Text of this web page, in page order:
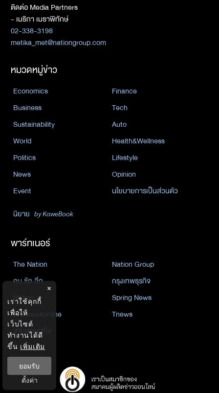
ติดต่อ Media Partners
- เมธิกา เมธาพิทักษ์
02-338-3198
metika_met@nationgroup.com
หมวดหมู่ข่าว
Economics
Finance
Business
Tech
Sustainability
Auto
World
Health&Wellness
Politics
Lifestyle
News
Opinion
Event
นโยบายการเป็นส่วนตัว
นิยาย by KaweBook
พาร์ทเนอร์
The Nation
Nation Group
คม ชัด ลึก
กรุงเทพธุรกิจ
Nation
Spring News
Thainewsonline
Tnews
ฐานเศรษฐกิจ
×
เราใช้คุกกี้
เพื่อให้
เว็บไซต์
ทำงานได้ดี
ขึ้น เพิ่มเติม
ยอมรับ
ตั้งค่า